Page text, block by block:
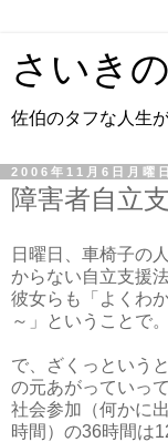
さいき
佐伯のタフな人生
2006年11月6日月曜日
障害者自立
日曜日、車椅子の
からない自立支援
彼女らも「よくわ
～」ということで。
で、ざくっという
の元あがっていっ
社会参加（何かに
時間）の36時間は